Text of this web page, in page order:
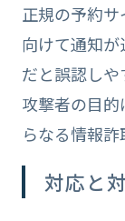
正規の予約
向けて通知
だと誤認しや
攻撃者の目
らなる情報詐
対応と